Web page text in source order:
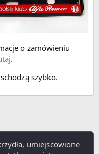
o zamówieniu
.
szybko.
umiejscowione